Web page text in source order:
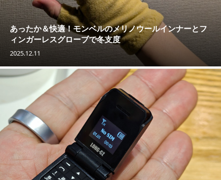
あったか＆快適！モンベルのメリノウールインナーとフ
ィンガーレスグローブで冬支度
2025.12.11